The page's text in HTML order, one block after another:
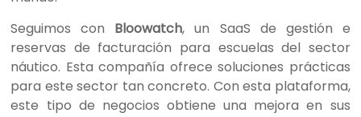
Seguimos con Bloowatch, un SaaS de gestión e
reservas de facturación para escuelas del sector
náutico. Esta compañía ofrece soluciones prácticas
para este sector tan concreto. Con esta plataforma,
este tipo de negocios obtiene una mejora en sus